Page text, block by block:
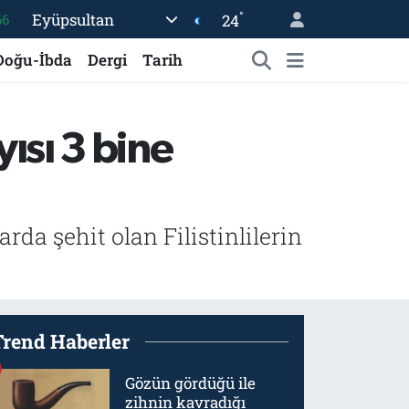
Eyüpsultan 24°
İbda Dergi Tarih
3 bine
şehit olan Filistinlilerin
Haberler
Gözün gördüğü ile
zihnin kavradığı